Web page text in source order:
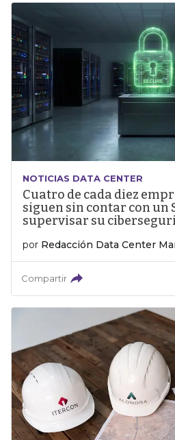
NOTICIAS DATA CENTER
Cuatro de cada diez
siguen sin contar con un
supervisar su
por Redacción Data Center
Compartir